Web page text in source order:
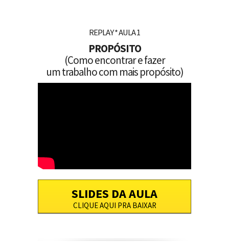
REPLAY * AULA 1
PROPÓSITO
(Como encontrar e fazer
um trabalho com mais propósito)
SLIDES DA AULA
CLIQUE AQUI PRA BAIXAR